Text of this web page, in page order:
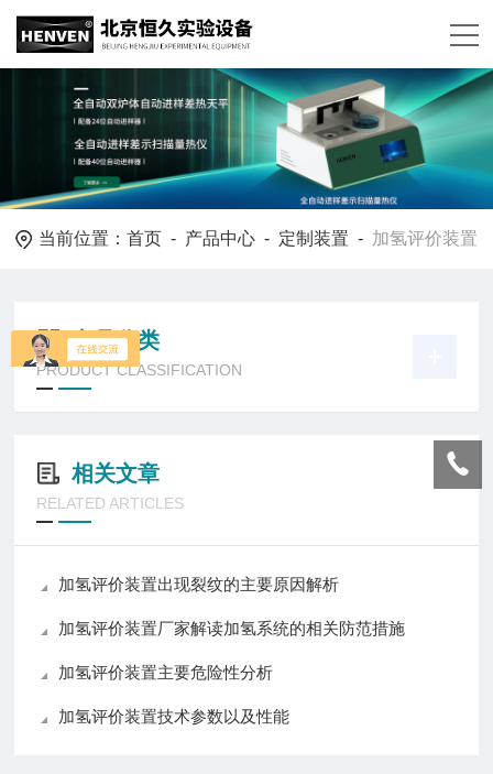
当前位置：首页 - 产品中心 - 定制装置 - 加氢评价装置
产品分类
PRODUCT CLASSIFICATION
相关文章
RELATED ARTICLES
加氢评价装置出现裂纹的主要原因解析
加氢评价装置厂家解读加氢系统的相关防范措施
加氢评价装置主要危险性分析
加氢评价装置技术参数以及性能